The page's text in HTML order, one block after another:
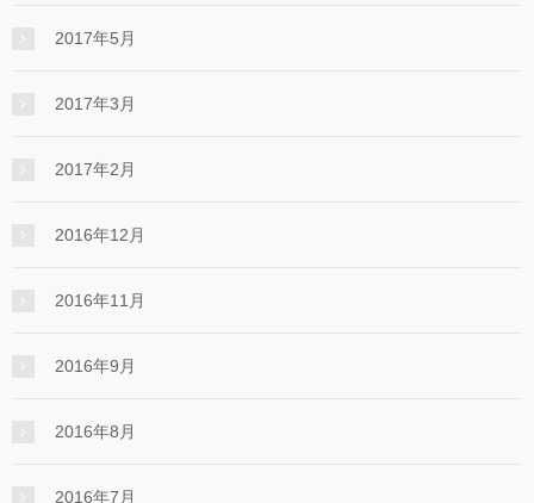
2017年5月
2017年3月
2017年2月
2016年12月
2016年11月
2016年9月
2016年8月
2016年7月